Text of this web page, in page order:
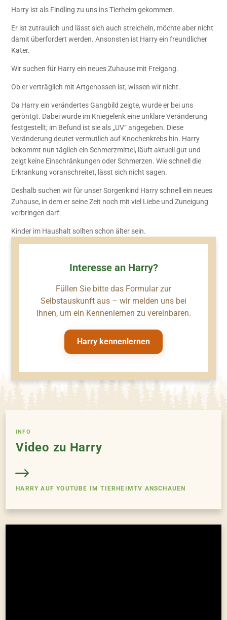
Harry ist als Findling zu uns ins Tierheim gekommen.
Er ist zutraulich und lässt sich auch streicheln, möchte aber nicht
damit überfordert werden. Ansonsten ist Harry ein freundlicher
Kater.
Wir suchen für Harry ein neues Zuhause mit Freigang.
Ob er verträglich mit Artgenossen ist, wissen wir nicht.
Da Harry ein verändertes Gangbild zeigte, wurde er bei uns
geröntgt. Dabei wurde im Kniegelenk eine unklare Veränderung
festgestellt; im Befund ist sie als „UV“ angegeben. Diese
Veränderung deutet vermutlich auf Knochenkrebs hin. Harry
bekommt nun täglich ein Schmerzmittel, läuft aktuell gut und
zeigt keine Einschränkungen oder Schmerzen. Wie schnell die
Erkrankung voranschreitet, lässt sich nicht sagen.
Deshalb suchen wir für unser Sorgenkind Harry schnell ein neues
Zuhause, in dem er seine Zeit noch mit viel Liebe und Zuneigung
verbringen darf.
Kinder im Haushalt sollten schon älter sein.
Interesse an Harry?
Füllen Sie bitte das Formular zur
Selbstauskunft aus – wir melden uns bei
Ihnen, um ein Kennenlernen zu vereinbaren.
Harry kennenlernen
INFO
Video zu Harry
HARRY AUF YOUTUBE IM TIERHEIMTV ANSCHAUEN